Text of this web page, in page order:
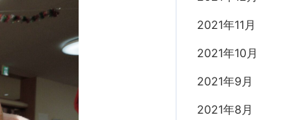
2021年11月
2021年10月
2021年9月
2021年8月